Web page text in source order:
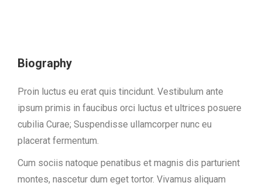
Biography
Proin luctus eu erat quis tincidunt. Vestibulum ante
ipsum primis in faucibus orci luctus et ultrices posuere
cubilia Curae; Suspendisse ullamcorper nunc eu
placerat fermentum.
Cum sociis natoque penatibus et magnis dis parturient
montes, nascetur dum eget tortor. Vivamus aliquam